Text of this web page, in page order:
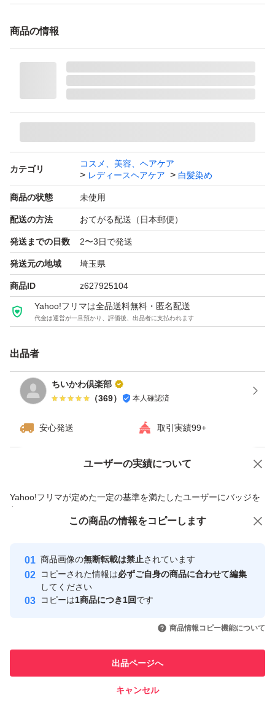
商品の情報
カテゴリ
コスメ、美容、ヘアケア
レディースヘアケア
白髪染め
商品の状態 未使用
配送の方法 おてがる配送（日本郵便）
発送までの日数 2〜3日で発送
発送元の地域 埼玉県
商品ID z627925104
Yahoo!フリマは全品送料無料・匿名配送
代金は運営が一旦預かり、評価後、出品者に支払われます
出品者
ちいかわ倶楽部
（369） 本人確認済
安心発送 取引実績99+
ユーザーの実績について
Yahoo!フリマが定めた一定の基準を満たしたユーザーにバッジを
付与しています
安心取引出品者
心・安全なユーザーです
取引実績
引を完了させた実績があります
での取引実績があります
価格の相談 商品への質問
この商品の情報をコピーします
商品画像の無断転載は禁止されています
コピーされた情報は必ずご自身の商品に合わせて編集
してください
コピーは1商品につき1回です
商品情報コピー機能について
出品ページへ
キャンセル
この商品をみている人にオススメ